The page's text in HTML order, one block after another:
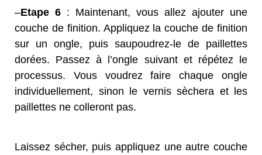
–Etape 6 : Maintenant, vous allez ajouter une
couche de finition. Appliquez la couche de finition
sur un ongle, puis saupoudrez-le de paillettes
dorées. Passez à l’ongle suivant et répétez le
processus. Vous voudrez faire chaque ongle
individuellement, sinon le vernis sèchera et les
paillettes ne colleront pas.
Laissez sécher, puis appliquez une autre couche